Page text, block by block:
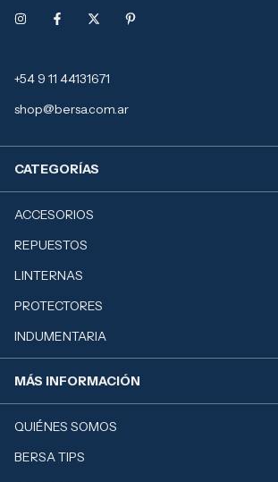
+54 9 11 44131671
shop@bersa.com.ar
CATEGORÍAS
ACCESORIOS
REPUESTOS
LINTERNAS
PROTECTORES
INDUMENTARIA
MÁS INFORMACIÓN
QUIÉNES SOMOS
BERSA TIPS